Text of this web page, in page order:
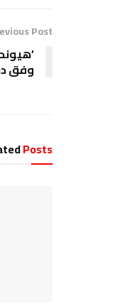
Post
وفق
Posts